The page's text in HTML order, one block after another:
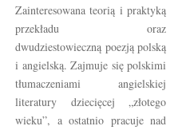
Zainteresowana teorią i praktyką
przekładu oraz
dwudziestowieczną poezją polską
i angielską. Zajmuje się polskimi
tłumaczeniami angielskiej
literatury dziecięcej „złotego
wieku”, a ostatnio pracuje nad